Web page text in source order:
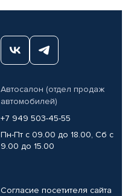
Автосалон (отдел продаж
автомобилей)
+7 949 503-45-55
Пн-Пт с 09.00 до 18.00, Сб с
9.00 до 15.00
Согласие посетителя сайта